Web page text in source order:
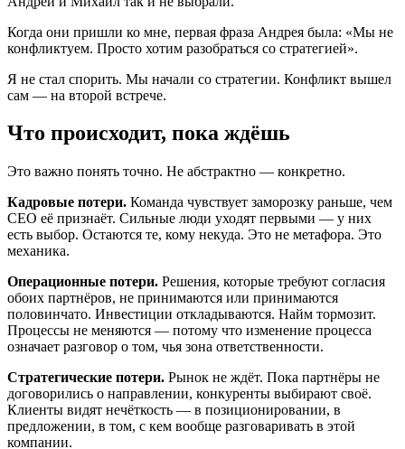
Когда они пришли ко мне, первая фраза Андрея была: «Мы не
конфликтуем. Просто хотим разобраться со стратегией».
Я не стал спорить. Мы начали со стратегии. Конфликт вышел
сам — на второй встрече.
Что происходит, пока ждёшь
Это важно понять точно. Не абстрактно — конкретно.
Кадровые потери. Команда чувствует заморозку раньше, чем
CEO её признаёт. Сильные люди уходят первыми — у них
есть выбор. Остаются те, кому некуда. Это не метафора. Это
механика.
Операционные потери. Решения, которые требуют согласия
обоих партнёров, не принимаются или принимаются
половинчато. Инвестиции откладываются. Найм тормозит.
Процессы не меняются — потому что изменение процесса
означает разговор о том, чья зона ответственности.
Стратегические потери. Рынок не ждёт. Пока партнёры не
договорились о направлении, конкуренты выбирают своё.
Клиенты видят нечёткость — в позиционировании, в
предложении, в том, с кем вообще разговаривать в этой
компании.